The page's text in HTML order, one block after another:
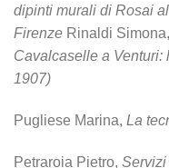
dipinti murali di Rosai
Firenze Rinaldi Simona,
Cavalcaselle a Venturi:
1907)
Pugliese Marina, La
Petraroia Pietro,